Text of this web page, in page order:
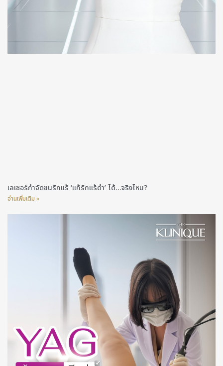
เลเซอร์กำจัดขนรักแร้ ‘แก้รักแร้ดำ’ ได้…จริงไหม?
อ่านเพิ่มเติม »